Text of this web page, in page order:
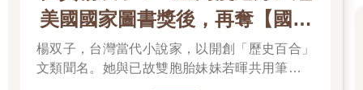
美國國家圖書獎後，再奪【國際
布克獎】
楊双子，台灣當代小說家，以開創「歷史百合」
文類聞名。她與已故雙胞胎妹妹若暉共用筆名，